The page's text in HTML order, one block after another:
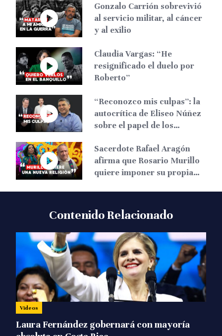
Gonzalo Carrión sobrevivió
al servicio militar, al cáncer
y al exilio
Claudia Vargas: “He
resignificado el duelo por
Roberto”
“Reconozco mis culpas”: la
autocrítica de Eliseo Núñez
sobre el papel de los
Sacerdote Rafael Aragón
afirma que Rosario Murillo
quiere imponer su propia
Contenido Relacionado
Videos
Laura Fernández gobernará con mayoría